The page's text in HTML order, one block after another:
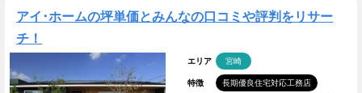
アイ･ホームの坪単価とみんなの口コミや評判をリサー
チ！
エリア 宮崎
特徴 長期優良住宅対応工務店